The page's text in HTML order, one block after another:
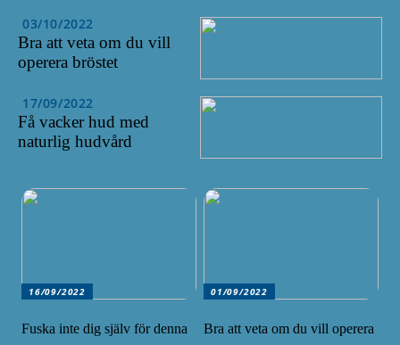
03/10/2022
Bra att veta om du vill
operera bröstet
17/09/2022
Få vacker hud med
naturlig hudvård
16/09/2022
Fuska inte dig själv för denna
01/09/2022
Bra att veta om du vill operera